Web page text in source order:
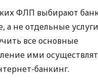
ФЛП выбирают
не отдельные
все основные
ими
банкинг.